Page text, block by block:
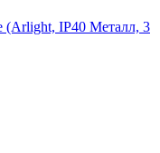
(Arlight, IP40 Металл, 3